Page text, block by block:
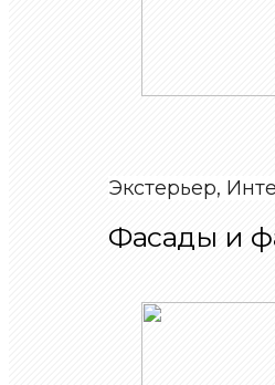
Экстерьер,
Фасады и